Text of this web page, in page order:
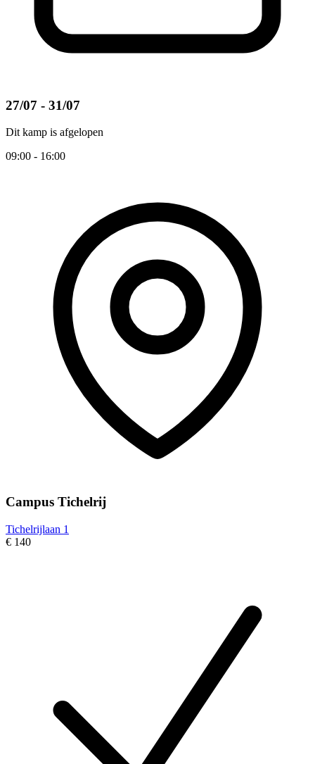
27/07 - 31/07
Dit kamp is afgelopen
09:00 - 16:00
Campus Tichelrij
Tichelrijlaan 1
€ 140